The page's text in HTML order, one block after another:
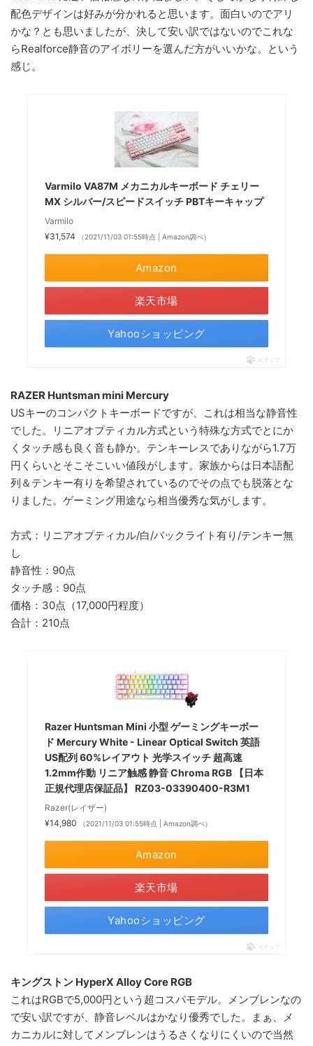
配色デザインは好みが分かれると思います。面白いのでアリ
かな？とも思いましたが、決して安い訳ではないのでこれな
らRealforce静音のアイボリーを選んだ方がいいかな。という
感じ。
Varmilo VA87M メカニカルキーボード チェリー
MX シルバー/スピードスイッチ PBTキーキャップ
Varmilo
¥31,574
（2021/11/03 01:55時点 | Amazon調べ）
Amazon
楽天市場
Yahooショッピング
ポチップ
RAZER Huntsman mini Mercury
USキーのコンパクトキーボードですが、これは相当な静音性
でした。リニアオプティカル方式という特殊な方式でとにか
くタッチ感も良く音も静か。テンキーレスでありながら1.7万
円くらいとそこそこいい値段がします。家族からは日本語配
列＆テンキー有りを希望されているのでその点でも脱落とな
りました。ゲーミング用途なら相当優秀な気がします。
方式：リニアオプティカル/白/バックライト有り/テンキー無
し
静音性：90点
タッチ感：90点
価格：30点（17,000円程度）
合計：210点
Razer Huntsman Mini 小型 ゲーミングキーボー
ド Mercury White - Linear Optical Switch 英語
US配列 60%レイアウト 光学スイッチ 超高速
1.2mm作動 リニア触感 静音 Chroma RGB 【日本
正規代理店保証品】 RZ03-03390400-R3M1
Razer(レイザー)
¥14,980
（2021/11/03 01:55時点 | Amazon調べ）
Amazon
楽天市場
Yahooショッピング
ポチップ
キングストン HyperX Alloy Core RGB
これはRGBで5,000円という超コスパモデル。メンブレンなの
で安い訳ですが、静音レベルはかなり優秀でした。まぁ、メ
カニカルに対してメンブレンはうるさくなりにくいので当然